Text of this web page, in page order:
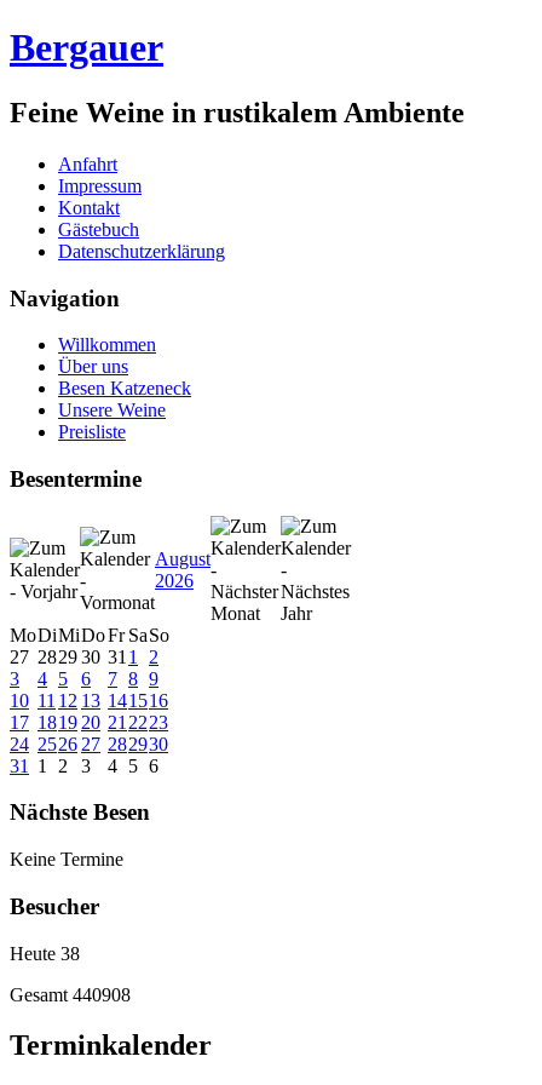
Bergauer
Feine Weine in rustikalem Ambiente
Anfahrt
Impressum
Kontakt
Gästebuch
Datenschutzerklärung
Navigation
Willkommen
Über uns
Besen Katzeneck
Unsere Weine
Preisliste
Besentermine
August
2026
MoDiMiDoFr SaSo
27 282930 31 1
2
3
4 5 6 7 8 9
10 11 12 13 141516
17 1819 20 21 2223
24 2526 27 282930
31
1 2 3 4 5 6
Nächste Besen
Keine Termine
Besucher
Heute 38
Gesamt 440908
Terminkalender